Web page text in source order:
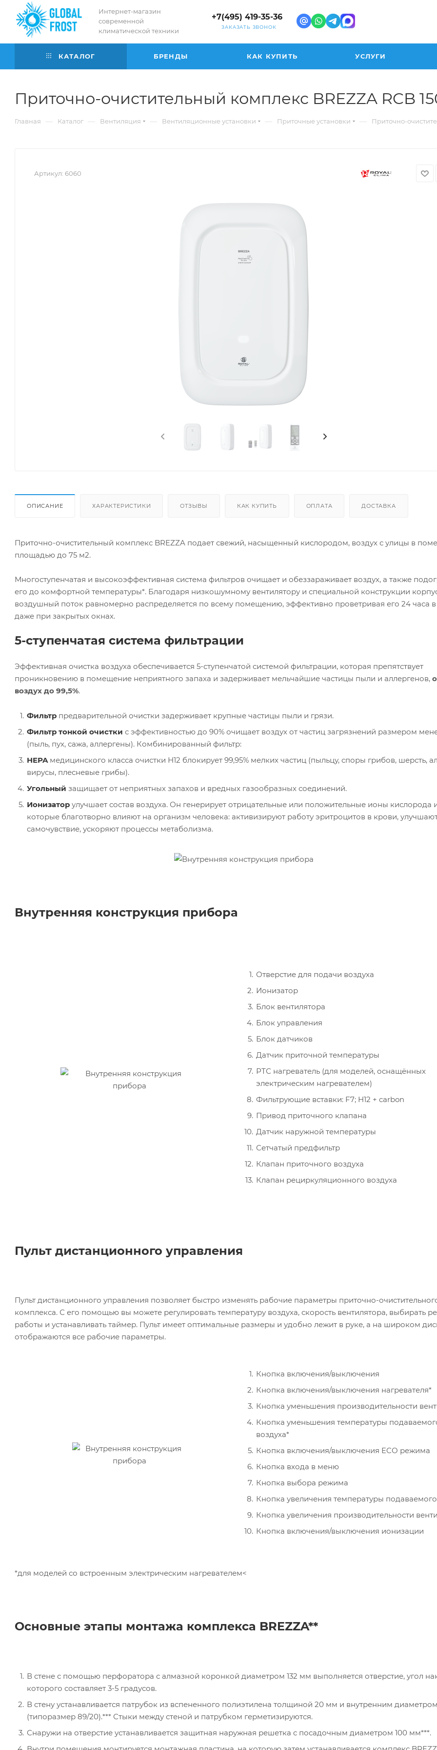
Интернет-магазин
современной
климатической техники
+7(495) 419-35-36
ЗАКАЗАТЬ ЗВОНОК
КАТАЛОГ БРЕНДЫ КАК КУПИТЬ УСЛУГИ
Приточно-очистительный комплекс BREZZA RCB
Главная — Каталог — Вентиляция — Вентиляционные установки — Приточные установки — Приточно-
Артикул: 6060
ОПИСАНИЕ ХАРАКТЕРИСТИКИ ОТЗЫВЫ КАК КУПИТЬ ОПЛАТА ДОСТАВКА
Приточно-очистительный комплекс BREZZA подает свежий, насыщенный кислородом, воздух с улицы в
площадью до 75 м2.
Многоступенчатая и высокоэффективная система фильтров очищает и обеззараживает воздух, а также
его до комфортной температуры*. Благодаря низкошумному вентилятору и специальной конструкции
воздушный поток равномерно распределяется по всему помещению, эффективно проветривая его 24 часа в
даже при закрытых окнах.
5-ступенчатая система фильтрации
Эффективная очистка воздуха обеспечивается 5-ступенчатой системой фильтрации, которая препятствует
проникновению в помещение неприятного запаха и задерживает мельчайшие частицы пыли и аллергенов,
воздух до 99,5%.
Фильтр предварительной очистки задерживает крупные частицы пыли и грязи.
Фильтр тонкой очистки с эффективностью до 90% очищает воздух от частиц загрязнений размером
(пыль, пух, сажа, аллергены). Комбинированный фильтр:
HEPAмедицинского класса очистки Н12 блокирует 99,95% мелких частиц (пыльцу, споры грибов, шерсть,
вирусы, плесневые грибы).
Угольный защищает от неприятных запахов и вредных газообразных соединений.
Ионизатор улучшает состав воздуха. Он генерирует отрицательные или положительные ионы кислорода
которые благотворно влияют на организм человека: активизируют работу эритроцитов в крови,
самочувствие, ускоряют процессы метаболизма.
Внутренняя конструкция прибора
Отверстие для подачи воздуха
Ионизатор
Блок вентилятора
Блок управления
Блок датчиков
Датчик приточной температуры
РТС нагреватель (для моделей, оснащённых
электрическим нагревателем)
Фильтрующие вставки: F7; H12 + carbon
Привод приточного клапана
Датчик наружной температуры
Сетчатый предфильтр
Клапан приточного воздуха
Клапан рециркуляционного воздуха
Пульт дистанционного управления
Пульт дистанционного управления позволяет быстро изменять рабочие параметры приточно-
комплекса. С его помощью вы можете регулировать температуру воздуха, скорость вентилятора, выбирать
работы и устанавливать таймер. Пульт имеет оптимальные размеры и удобно лежит в руке, а на широком
отображаются все рабочие параметры.
Кнопка включения/выключения
Кнопка включения/выключения нагревателя*
Кнопка уменьшения производительности
Кнопка уменьшения температуры
воздуха*
Кнопка включения/выключения ECO режима
Кнопка входа в меню
Кнопка выбора режима
Кнопка увеличения температуры
Кнопка увеличения производительности
Кнопка включения/выключения ионизации
*для моделей со встроенным электрическим нагревателем<
Основные этапы монтажа комплекса BREZZA**
В стене с помощью перфоратора с алмазной коронкой диаметром 132 мм выполняется отверстие, угол
которого составляет 3-5 градусов.
В стену устанавливается патрубок из вспененного полиэтилена толщиной 20 мм и внутренним
(типоразмер 89/20).*** Стыки между стеной и патрубком герметизируются.
Снаружи на отверстие устанавливается защитная наружная решетка с посадочным диаметром 100 мм***.